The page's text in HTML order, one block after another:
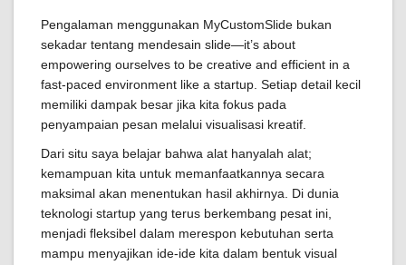
Pengalaman menggunakan MyCustomSlide bukan
sekadar tentang mendesain slide—it’s about
empowering ourselves to be creative and efficient in a
fast-paced environment like a startup. Setiap detail kecil
memiliki dampak besar jika kita fokus pada
penyampaian pesan melalui visualisasi kreatif.
Dari situ saya belajar bahwa alat hanyalah alat;
kemampuan kita untuk memanfaatkannya secara
maksimal akan menentukan hasil akhirnya. Di dunia
teknologi startup yang terus berkembang pesat ini,
menjadi fleksibel dalam merespon kebutuhan serta
mampu menyajikan ide-ide kita dalam bentuk visual